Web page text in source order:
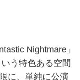
Nightmare」
う特色ある空間
に、単純に公演